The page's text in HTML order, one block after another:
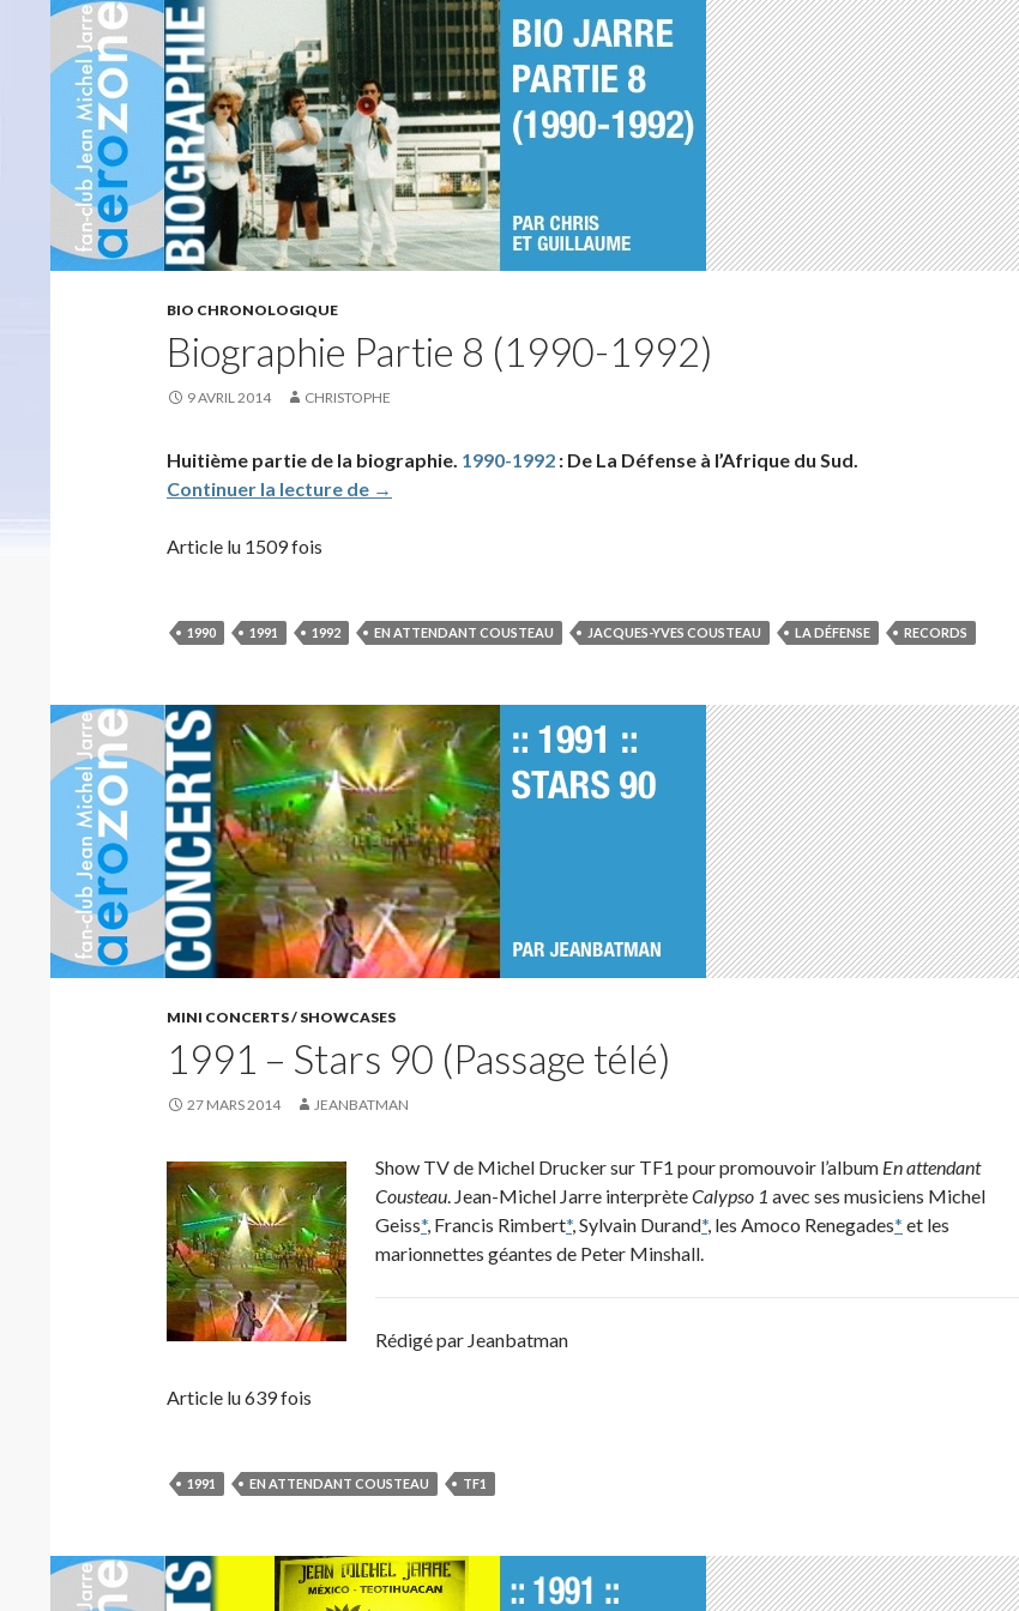
BIO CHRONOLOGIQUE
Biographie Partie 8 (1990-1992)
9 AVRIL 2014 CHRISTOPHE
Huitième partie de la biographie. 1990-1992 : De La Défense à l’Afrique du Sud.
Continuer la lecture de Biographie Partie 8 (1990-1992)
→
Article lu 1509 fois
1990 1991 1992 EN ATTENDANT COUSTEAU JACQUES-YVES COUSTEAU LA DÉFENSE RECORDS
MINI CONCERTS / SHOWCASES
1991 – Stars 90 (Passage télé)
27 MARS 2014 JEANBATMAN
Show TV de Michel Drucker sur TF1 pour promouvoir l’album En attendant
Cousteau. Jean-Michel Jarre interprèteCalypso 1 avec ses musiciens Michel
Geiss*, Francis Rimbert*, Sylvain Durand*, les Amoco Renegades* et les
marionnettes géantes de Peter Minshall.
Rédigé par Jeanbatman
Article lu 639 fois
1991 EN ATTENDANT COUSTEAU TF1